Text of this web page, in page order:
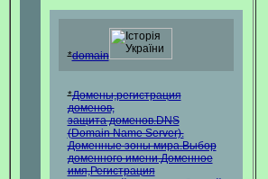
*domain
*Домены,регистрация
доменов,
защита доменов.DNS
(Domain Name Server).
Доменные зоны мира.Выбор
доменного имени.Доменное
имя,Регистрация